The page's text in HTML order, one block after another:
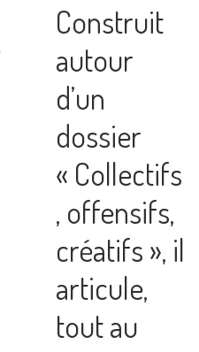
Construit
autour
d’un
dossier
« Collectifs
, offensifs,
créatifs », il
articule,
tout au